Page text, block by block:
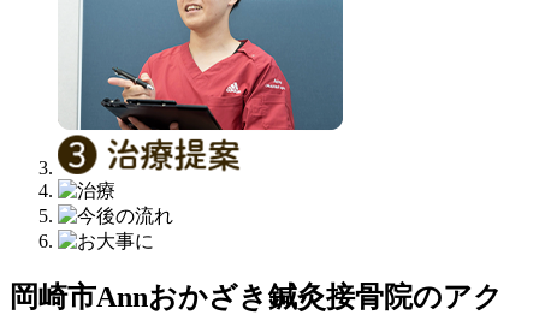
岡崎市Annおかざき鍼灸接骨院のアク